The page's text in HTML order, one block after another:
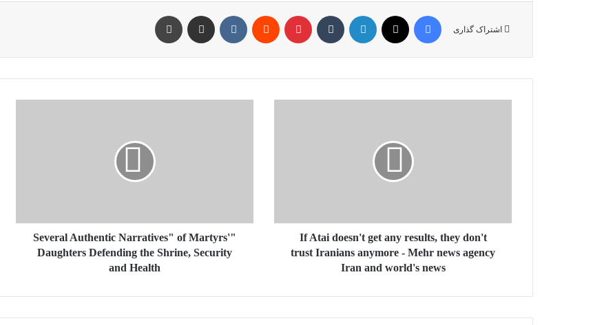
اشتراک گذاری
فیس بوک لینکدین ‫تامبلر ‫پین‌ترست ‫رددیت ‫VKontakte اشتراک گذاری از طریق ایمیل
trust
Iranians
anymore
news
If Atai doesn't get any results, they don't
trust Iranians anymore - Mehr news agency
Iran and world's news
Shrine,
Security
"Several Authentic Narratives" of Martyrs'
Daughters Defending the Shrine, Security
and Health